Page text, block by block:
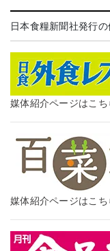
日本食糧新聞社発行
媒体紹介ページはこち
媒体紹介ページはこち